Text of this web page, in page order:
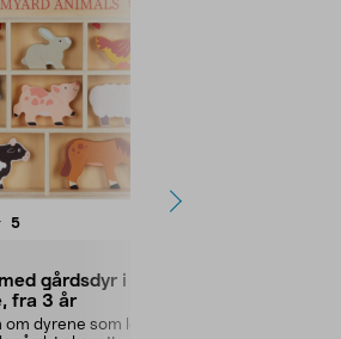
5anmeldelser
gårdsdyr i tre
fra 3 år
dyrene som lever
4.5 av 5 stjerner